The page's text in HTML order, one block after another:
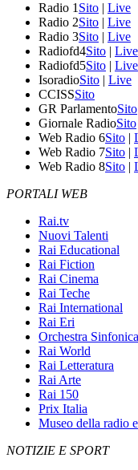
Radio 1 Sito | Live
Radio 2Sito | Live
Radio 3Sito | Live
Radiofd4Sito | Live
Radiofd5Sito | Live
IsoradioSito | Live
CCISSSito
GR ParlamentoSito
Giornale RadioSito
Web Radio 6Sito |
Web Radio 7Sito |
Web Radio 8Sito |
PORTALI WEB
Rai.tv
Nuovi Talenti
Rai Educational
Rai Fiction
Rai Cinema
Rai Teche
Rai International
Rai Eri
Orchestra Sinfonica
Rai World
Rai Letteratura
Rai Arte
Rai 150
Prix Italia
Museo della radio
NOTIZIE E SPORT